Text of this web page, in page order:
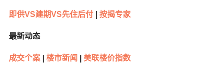
即供VS建期VS先住后付 按揭专家
最新动态
成交个案 楼市新闻 美联楼价指数